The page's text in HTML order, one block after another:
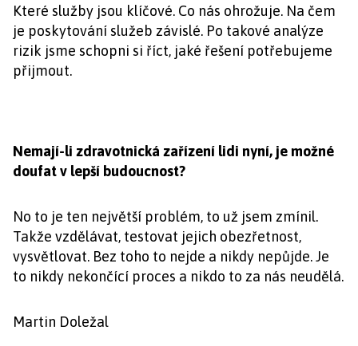
Které služby jsou klíčové. Co nás ohrožuje. Na čem
je poskytování služeb závislé. Po takové analýze
rizik jsme schopni si říct, jaké řešení potřebujeme
přijmout.
Nemají-li zdravotnická zařízení lidi nyní, je možné
doufat v lepší budoucnost?
No to je ten největší problém, to už jsem zmínil.
Takže vzdělávat, testovat jejich obezřetnost,
vysvětlovat. Bez toho to nejde a nikdy nepůjde. Je
to nikdy nekončící proces a nikdo to za nás neudělá.
Martin Doležal